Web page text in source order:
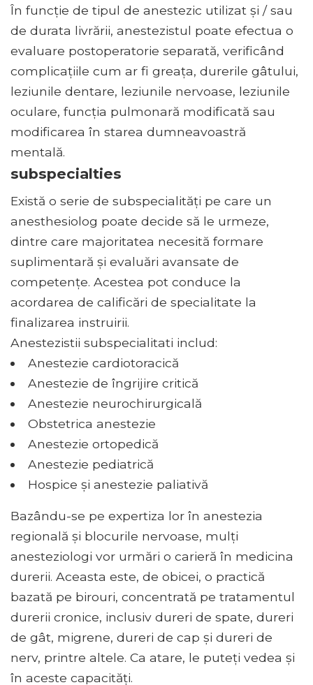
În funcție de tipul de anestezic utilizat și / sau
de durata livrării, anestezistul poate efectua o
evaluare postoperatorie separată, verificând
complicațiile cum ar fi greața, durerile gâtului,
leziunile dentare, leziunile nervoase, leziunile
oculare, funcția pulmonară modificată sau
modificarea în starea dumneavoastră
mentală.
subspecialties
Există o serie de subspecialități pe care un
anesthesiolog poate decide să le urmeze,
dintre care majoritatea necesită formare
suplimentară și evaluări avansate de
competențe. Acestea pot conduce la
acordarea de calificări de specialitate la
finalizarea instruirii.
Anestezistii subspecialitati includ:
Anestezie cardiotoracică
Anestezie de îngrijire critică
Anestezie neurochirurgicală
Obstetrica anestezie
Anestezie ortopedică
Anestezie pediatrică
Hospice și anestezie paliativă
Bazându-se pe expertiza lor în anestezia
regională și blocurile nervoase, mulți
anesteziologi vor urmări o carieră în medicina
durerii. Aceasta este, de obicei, o practică
bazată pe birouri, concentrată pe tratamentul
durerii cronice, inclusiv dureri de spate, dureri
de gât, migrene, dureri de cap și dureri de
nerv, printre altele. Ca atare, le puteți vedea și
în aceste capacități.